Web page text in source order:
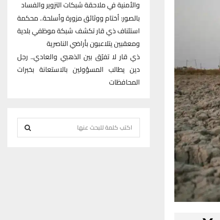
والأمنية في ملاحقة شبكات التزوير والفساد
بالصور: أختام ووثائق مزورة وأسلحة.. محكمة
استئناف ذي قار تكشف شبكة موظفي بلدية
ومعقبين يتلاعبون بأراضي الناصرية
ذي قار لا تفرّق بين الذهبي والعادي.. رجل
دين يطالب المسؤولين بالاستعانة بخبرات
المحافظات
e